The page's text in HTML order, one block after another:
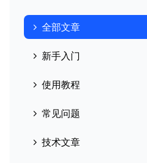
全部文章
新手入门
使用教程
常见问题
技术文章